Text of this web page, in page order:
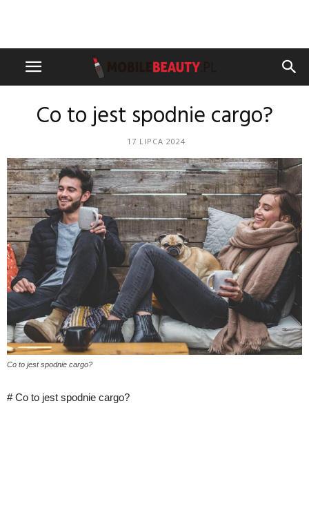
Co to jest spodnie cargo?
17 LIPCA 2024
Co to jest spodnie cargo?
# Co to jest spodnie cargo?